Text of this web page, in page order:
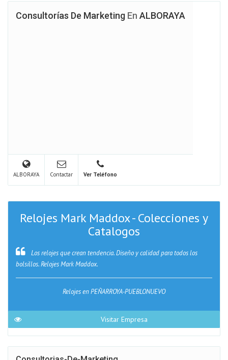
Consultorías De Marketing En ALBORAYA
ALBORAYA Contactar Ver Teléfono
Relojes Mark Maddox - Colecciones y
Catalogos
Los relojes que crean tendencia. Diseño y calidad para todos los
bolsillos. Relojes Mark Maddox.
Relojes en PEÑARROYA-PUEBLONUEVO
Visitar Empresa